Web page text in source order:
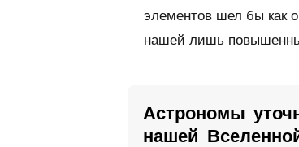
элементов шел бы как
нашей лишь
Астрономы
нашей